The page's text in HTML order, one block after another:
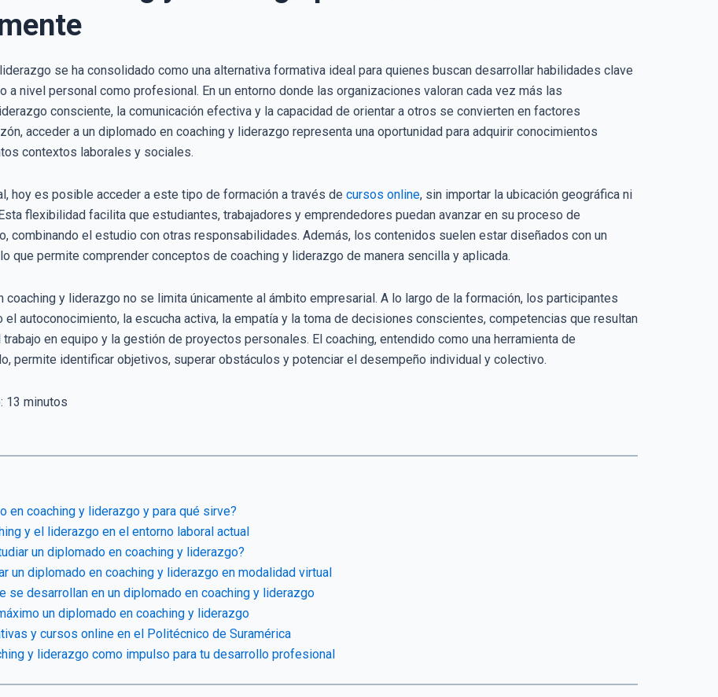
se ha consolidado como una alternativa formativa ideal para quienes buscan desarrollar habilidades clave
a nivel personal como profesional. En un entorno donde las organizaciones valoran cada vez más las
consciente, la comunicación efectiva y la capacidad de orientar a otros se convierten en factores
acceder a un diplomado en coaching y liderazgo representa una oportunidad para adquirir conocimientos
contextos laborales y sociales.
hoy es posible acceder a este tipo de formación a través de cursos online, sin importar la ubicación geográfica ni
flexibilidad facilita que estudiantes, trabajadores y emprendedores puedan avanzar en su proceso de
combinando el estudio con otras responsabilidades. Además, los contenidos suelen estar diseñados con un
que permite comprender conceptos de coaching y liderazgo de manera sencilla y aplicada.
coaching y liderazgo no se limita únicamente al ámbito empresarial. A lo largo de la formación, los participantes
autoconocimiento, la escucha activa, la empatía y la toma de decisiones conscientes, competencias que resultan
en equipo y la gestión de proyectos personales. El coaching, entendido como una herramienta de
permite identificar objetivos, superar obstáculos y potenciar el desempeño individual y colectivo.
13 minutos
en coaching y liderazgo y para qué sirve?
y el liderazgo en el entorno laboral actual
un diplomado en coaching y liderazgo?
un diplomado en coaching y liderazgo en modalidad virtual
se desarrollan en un diplomado en coaching y liderazgo
un diplomado en coaching y liderazgo
y cursos online en el Politécnico de Suramérica
y liderazgo como impulso para tu desarrollo profesional